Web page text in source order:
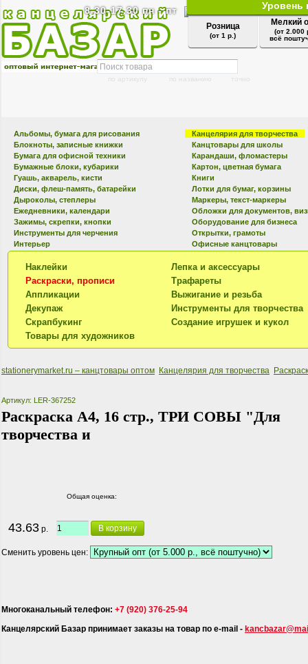
Уровень
Розница
(от 1 р.)
Мелкий
(от 2.000
всё
8.30-17.30 пн - пт
Альбомы, бумага для рисования
Блокноты, записные книжки
Бумага для офисной техники
Бумажные блоки, кубарики
Гуашь, акварель, кисти
Диски, флеш-память, батарейки
Дыроколы, степлеры
Ежедневники, календари
Зажимы, скрепки, кнопки
Инструменты для черчения
Интерьер
Канцелярия для творчества
Канцтовары для школы
Карандаши, фломастеры
Картон, цветная бумага
Книги
Лотки для бумаг, корзины
Маркеры, текст-маркеры
Обложки для документов,
Оборудование для бизнеса
Открытки, грамоты
Офисные канцтовары
Наклейки
Лепка и аксессуары
Раскраски, прописи
Трафареты
Аппликации
Выжигание и резьба
Декупаж
Инструменты для творчества
Скрапбукинг
Создание игрушек и кукол
Товары для художников
stationerymarket.ru – канцтовары оптом Канцелярия для творчества
Артикул: LER-367252
Раскраска А4, 16 стр., ТРИ СОВЫ "Для
творчества и
Общая оценка:
43.63 р. В корзину
Сменить уровень цен:
Многоканальный телефон: +7 (920) 376-25-94
Канцелярский Базар принимает заказы на товар по e-mail -